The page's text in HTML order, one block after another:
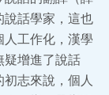
說話學家，這也
工作化，漢學
疑增進了說話
志來說，個人